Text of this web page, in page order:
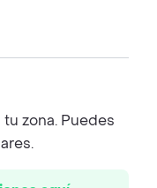
zona. Puedes